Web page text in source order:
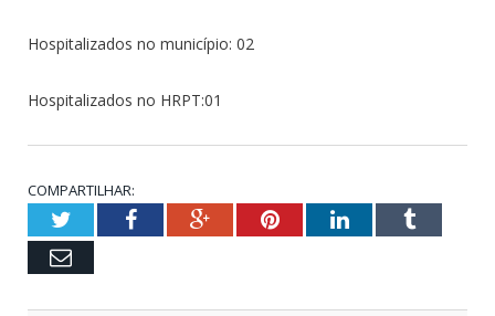
Hospitalizados no município: 02
Hospitalizados no HRPT:01
COMPARTILHAR:
TwitterFacebookGoogle+PinterestLinkedInTumblr
Email